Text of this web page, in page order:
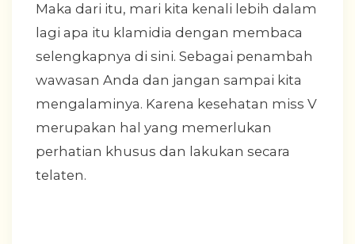
Maka dari itu, mari kita kenali lebih dalam
lagi apa itu klamidia dengan membaca
selengkapnya di sini. Sebagai penambah
wawasan Anda dan jangan sampai kita
mengalaminya. Karena kesehatan miss V
merupakan hal yang memerlukan
perhatian khusus dan lakukan secara
telaten.